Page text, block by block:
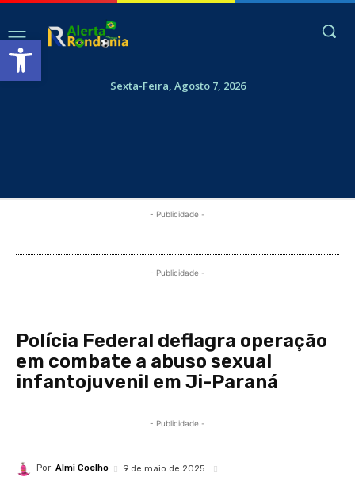
Abrir a barra de ferramentas
Sexta-Feira, Agosto 7, 2026
- Publicidade -
- Publicidade -
Polícia Federal deflagra operação
em combate a abuso sexual
infantojuvenil em Ji-Paraná
- Publicidade -
Por Almi Coelho 9 de maio de 2025